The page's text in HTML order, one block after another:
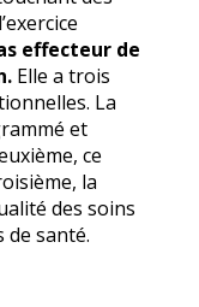
effecteur de
Elle a trois
La
et
ce
la
des soins
santé.